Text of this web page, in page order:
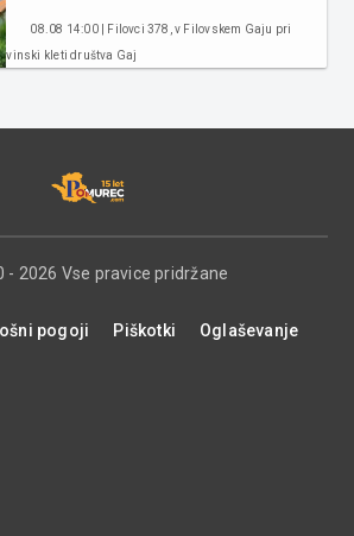
08.08 14:00 | Filovci 378, v Filovskem Gaju pri
vinski kleti društva Gaj
- 2026 Vse pravice pridržane
pogoji Piškotki Oglaševanje